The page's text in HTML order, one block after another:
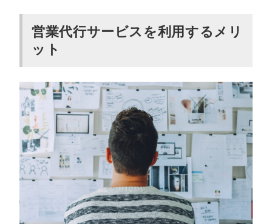
社宅DXサービスでリード数より“精度”で勝つ爆速PDCA
モデルを構築した営業代行事例
書店・出版業界の営業代行ならカリトルく
んがおすすめ
営業代行サービスを利用するメリ
ット